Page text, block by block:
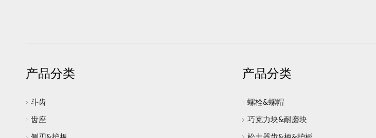
产品分类
斗齿
齿座
产品分类
螺栓&螺帽
巧克力块&耐磨块